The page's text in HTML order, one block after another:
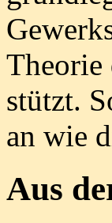
Theorie
stützt.
an wie
Aus